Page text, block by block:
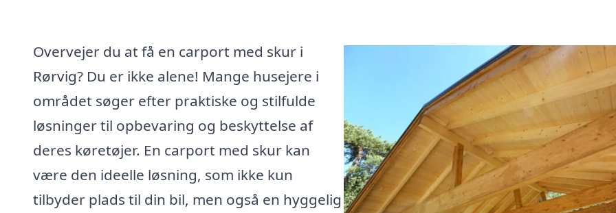
Overvejer du at få en carport med skur i
Rørvig? Du er ikke alene! Mange husejere i
området søger efter praktiske og stilfulde
løsninger til opbevaring og beskyttelse af
deres køretøjer. En carport med skur kan
være den ideelle løsning, som ikke kun
tilbyder plads til din bil, men også en hyggelig